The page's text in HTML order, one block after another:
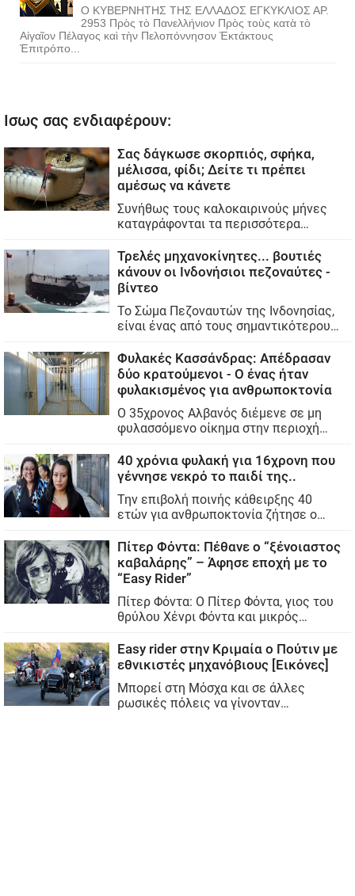
Ο ΚΥΒΕΡΝΗΤΗΣ ΤΗΣ ΕΛΛΑΔΟΣ ΕΓΚΥΚΛΙΟΣ ΑΡ.
2953 Πρὸς τὸ Πανελλήνιον Πρὸς τοὺς κατὰ τὸ
Αἰγαῖον Πέλαγος καὶ τὴν Πελοπόννησον Ἐκτάκτους
Ἐπιτρόπο...